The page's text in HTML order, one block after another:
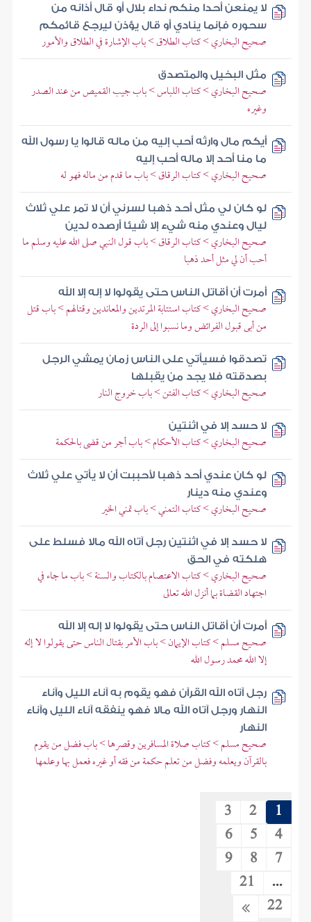
لا يمنعن أحدا منكم نداء بلال أو قال أذانه من
سحوره فإنما ينادي أو قال يؤذن ليرجع قائمكم
صحيح البخاري > كتاب الطلاق > باب الإشارة في الطلاق والأمور
مثل البخيل والمتصدق
صحيح البخاري > كتاب اللباس > باب جيب القميص من عند الصدر
وغيره
أيكم مال وارثه أحب إليه من ماله قالوا يا رسول الله
ما منا أحد إلا ماله أحب إليه
صحيح البخاري > كتاب الرقاق > باب ما قدم من ماله فهو له
لو كان لي مثل أحد ذهبا لسرني أن لا تمر علي ثلاث
ليال وعندي منه شيء إلا شيئا أرصده لدين
صحيح البخاري > كتاب الرقاق > باب قول النبي صلى الله عليه وسلم ما
أحب أن لي مثل أحد ذهبا
أمرت أن أقاتل الناس حتى يقولوا لا إله إلا الله
صحيح البخاري > كتاب استتابة المرتدين والمعاندين وقتالهم > باب قتل
من أبى قبول الفرائض وما نسبوا إلى الردة
تصدقوا فسيأتي على الناس زمان يمشي الرجل
بصدقته فلا يجد من يقبلها
صحيح البخاري > كتاب الفتن > باب خروج النار
لا حسد إلا في اثنتين
صحيح البخاري > كتاب الأحكام > باب أجر من قضى بالحكمة
لو كان عندي أحد ذهبا لأحببت أن لا يأتي علي ثلاث
وعندي منه دينار
صحيح البخاري > كتاب التمني > باب تمني الخير
لا حسد إلا في اثنتين رجل آتاه الله مالا فسلط على
هلكته في الحق
صحيح البخاري > كتاب الاعتصام بالكتاب والسنة > باب ما جاء في
اجتهاد القضاة بما أنزل الله تعالى
أمرت أن أقاتل الناس حتى يقولوا لا إله إلا الله
صحيح مسلم > كتاب الإيمان > باب الأمر بقتال الناس حتى يقولوا لا إله
إلا الله محمد رسول الله
رجل آتاه الله القرآن فهو يقوم به آناء الليل وآناء
النهار ورجل آتاه الله مالا فهو ينفقه آناء الليل وآناء
النهار
صحيح مسلم > كتاب صلاة المسافرين وقصرها > باب فضل من يقوم
بالقرآن ويعلمه وفضل من تعلم حكمة من فقه أو غيره فعمل بها وعلمها
1
2
3
4
5
6
7
8
9
...
21
22